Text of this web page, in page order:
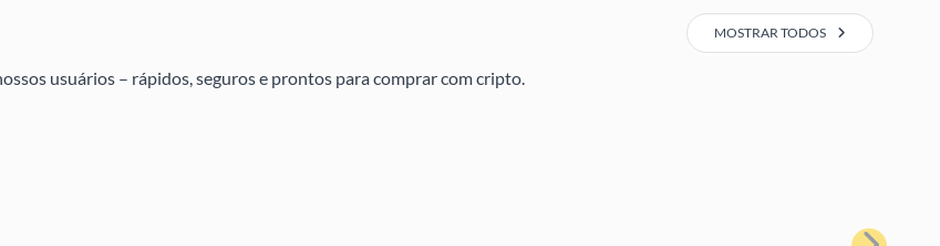
usuários – rápidos, seguros e prontos para comprar com cripto.
MOSTRAR TODOS